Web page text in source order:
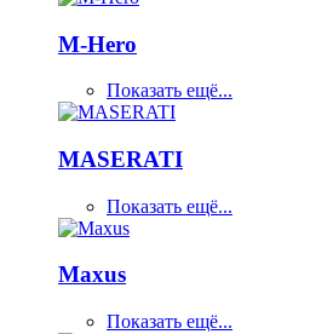
M-Hero
Показать ещё...
MASERATI
Показать ещё...
Maxus
Показать ещё...